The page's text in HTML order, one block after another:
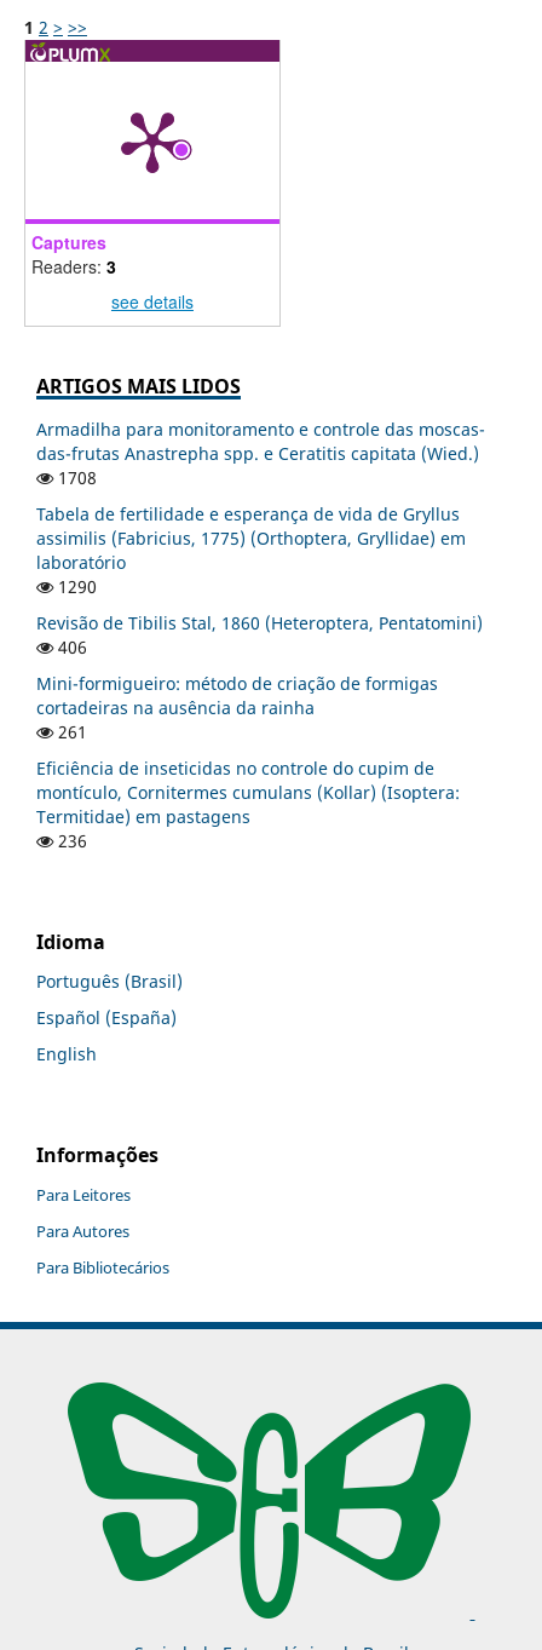
1 2 > >>
Captures
Readers: 3
see details
ARTIGOS MAIS LIDOS
Armadilha para monitoramento e controle das moscas-
das-frutas Anastrepha spp. e Ceratitis capitata (Wied.)
1708
Tabela de fertilidade e esperança de vida de Gryllus
assimilis (Fabricius, 1775) (Orthoptera, Gryllidae) em
laboratório
1290
Revisão de Tibilis Stal, 1860 (Heteroptera, Pentatomini)
406
Mini-formigueiro: método de criação de formigas
cortadeiras na ausência da rainha
261
Eficiência de inseticidas no controle do cupim de
montículo, Cornitermes cumulans (Kollar) (Isoptera:
Termitidae) em pastagens
236
Idioma
Português (Brasil)
Español (España)
English
Informações
Para Leitores
Para Autores
Para Bibliotecários